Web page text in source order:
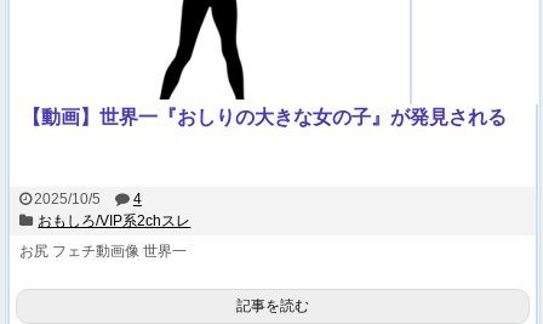
【動画】世界一『おしりの大きな女の子』が発見される
2025/10/5
4
おもしろ/VIP系2chスレ
お尻 フェチ動画像 世界一
記事を読む